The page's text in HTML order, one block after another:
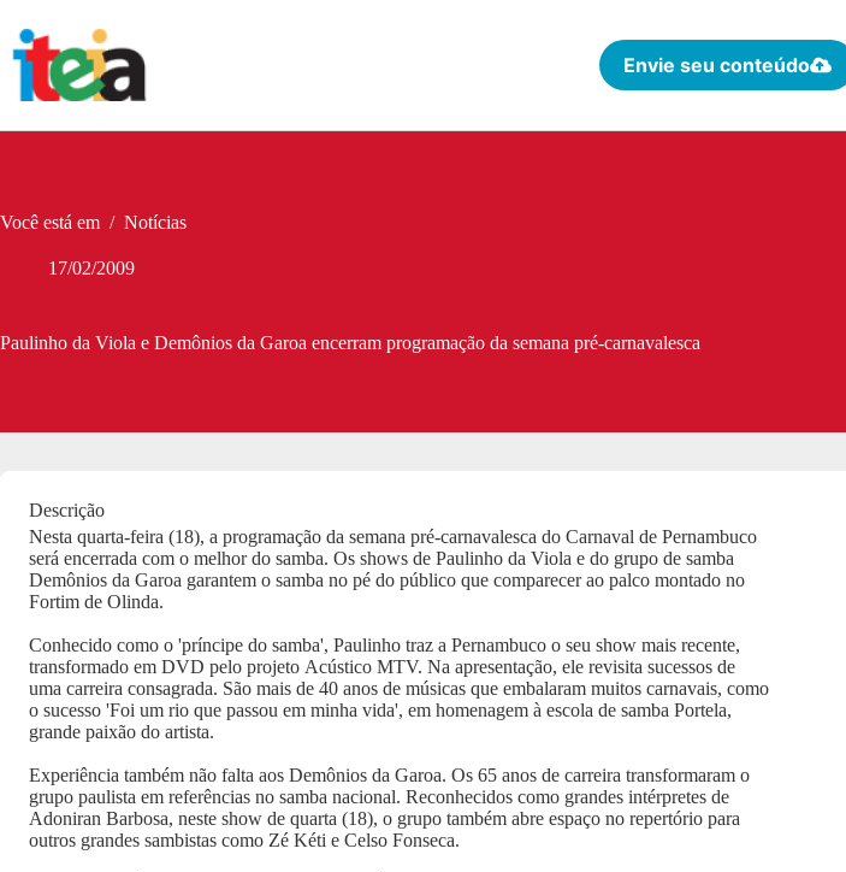
para
conteúdo
Envie seu conteúdo
Você está em / Notícias
17/02/2009
Paulinho da Viola e Demônios da Garoa encerram programação da semana pré-carnavalesca
Descrição
Nesta quarta-feira (18), a programação da semana pré-carnavalesca do Carnaval de Pernambuco
será encerrada com o melhor do samba. Os shows de Paulinho da Viola e do grupo de samba
Demônios da Garoa garantem o samba no pé do público que comparecer ao palco montado no
Fortim de Olinda.
Conhecido como o 'príncipe do samba', Paulinho traz a Pernambuco o seu show mais recente,
transformado em DVD pelo projeto Acústico MTV. Na apresentação, ele revisita sucessos de
uma carreira consagrada. São mais de 40 anos de músicas que embalaram muitos carnavais, como
o sucesso 'Foi um rio que passou em minha vida', em homenagem à escola de samba Portela,
grande paixão do artista.
Experiência também não falta aos Demônios da Garoa. Os 65 anos de carreira transformaram o
grupo paulista em referências no samba nacional. Reconhecidos como grandes intérpretes de
Adoniran Barbosa, neste show de quarta (18), o grupo também abre espaço no repertório para
outros grandes sambistas como Zé Kéti e Celso Fonseca.